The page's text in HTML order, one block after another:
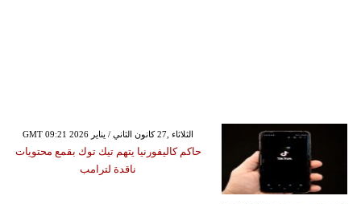
GMT 09:21 2026 الثلاثاء ,27 كانون الثاني / يناير
حاكم كاليفورنيا يتهم تيك توك بقمع محتويات
ناقدة لترامب